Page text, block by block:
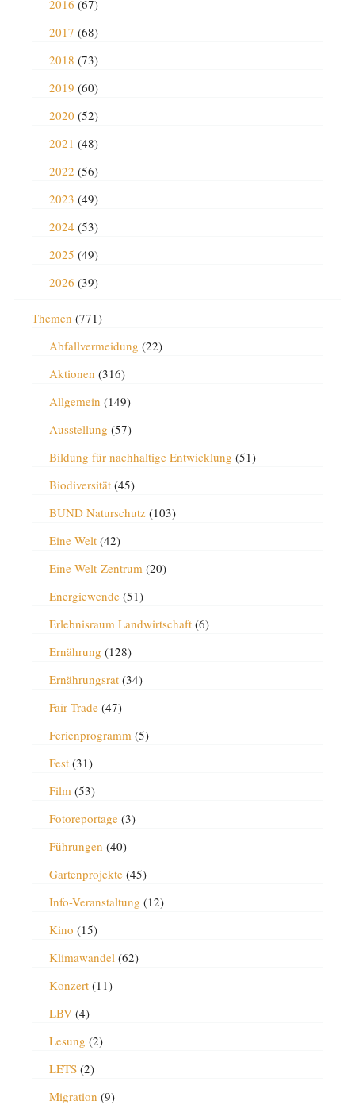
2016 (67)
2017 (68)
2018 (73)
2019 (60)
2020 (52)
2021 (48)
2022 (56)
2023 (49)
2024 (53)
2025 (49)
2026 (39)
Themen (771)
Abfallvermeidung (22)
Aktionen (316)
Allgemein (149)
Ausstellung (57)
Bildung für nachhaltige Entwicklung (51)
Biodiversität(45)
BUND Naturschutz(103)
Eine Welt(42)
Eine-Welt-Zentrum(20)
Energiewende(51)
Erlebnisraum Landwirtschaft(6)
Ernährung (128)
Ernährungsrat(34)
Fair Trade(47)
Ferienprogramm(5)
Fest(31)
Film(53)
Fotoreportage(3)
Führungen (40)
Gartenprojekte(45)
Info-Veranstaltung (12)
Kino (15)
Klimawandel(62)
Konzert(11)
LBV(4)
Lesung (2)
LETS(2)
Migration (9)